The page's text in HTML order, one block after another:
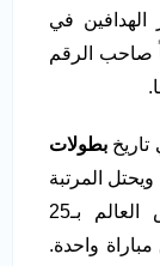
الهدافين في
هدفًا، وهو أيضاً صاحب الرقم
بطولات
مباراة، ويحتل المرتبة
الثانية من حيث عدد الظهور في كأس العالم بـ25
واحدة.